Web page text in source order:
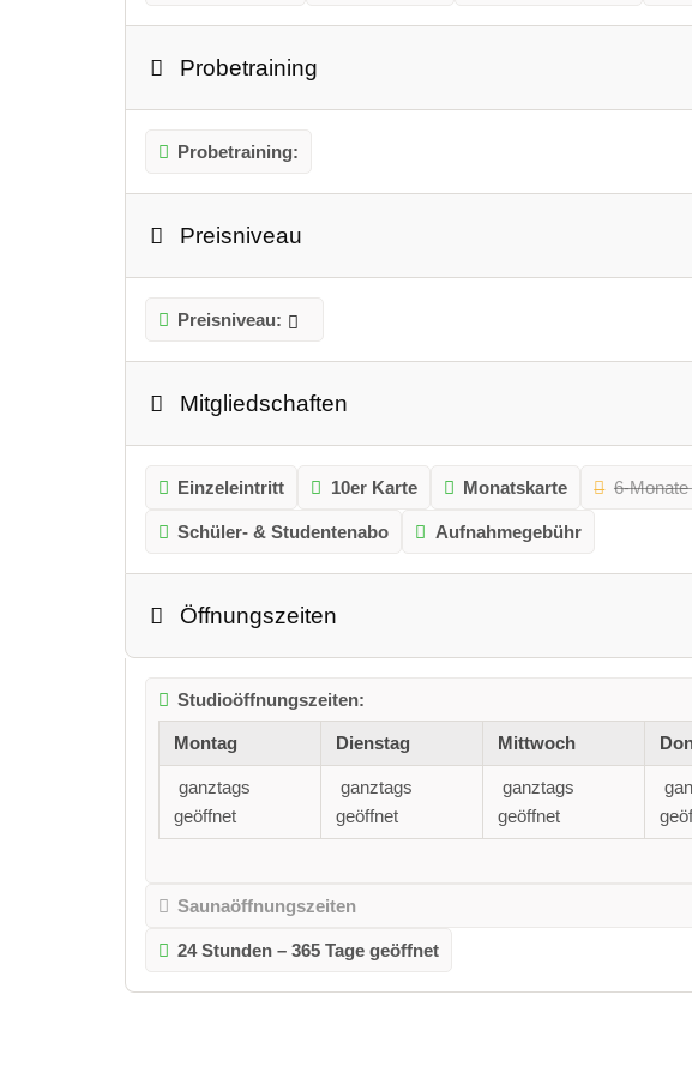
Probetraining
Probetraining:
Preisniveau
Preisniveau:
Mitgliedschaften
Einzeleintritt 10er Karte Monatskarte 6-Monate
Schüler- & Studentenabo Aufnahmegebühr
Öffnungszeiten
Studioöffnungszeiten:
Montag Dienstag Mittwoch
ganztags
geöffnet
ganztags
geöffnet
ganztags
geöffnet
Saunaöffnungszeiten
24 Stunden – 365 Tage geöffnet